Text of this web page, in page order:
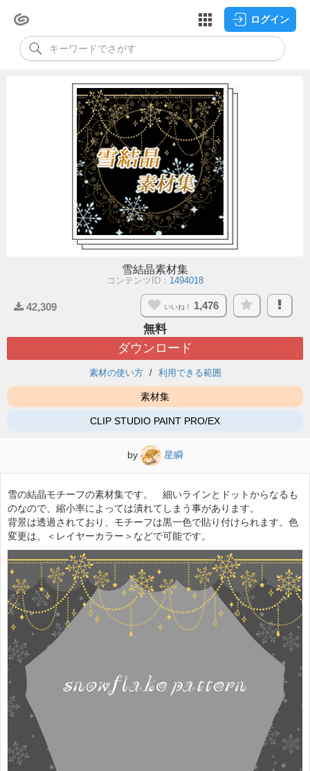
ログイン
雪結晶素材集
コンテンツID： 1494018
42,309 いいね！ 1,476
無料
ダウンロード
素材の使い方 利用できる範囲
素材集
CLIP STUDIO PAINT PRO/EX
by 星瞬
雪の結晶モチーフの素材集です。 細いラインとドットからなるも
のなので、縮小率によっては潰れてしまう事があります。
背景は透過されており、モチーフは黒一色で貼り付けられます。色
変更は、＜レイヤーカラー＞などで可能です。